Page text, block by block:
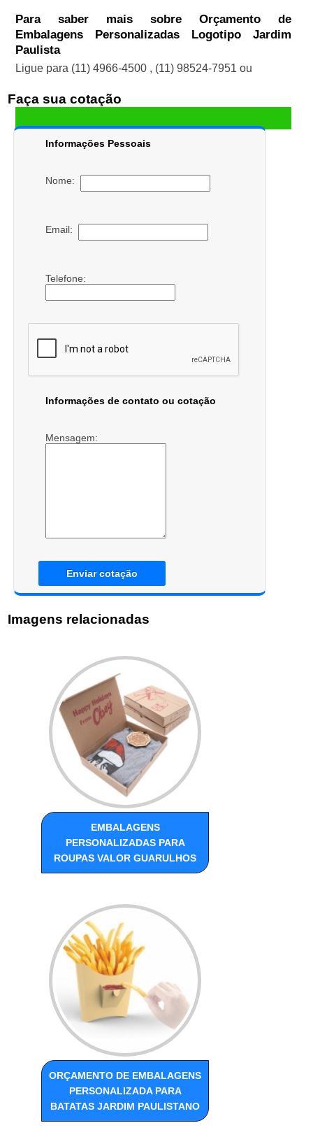
Para saber mais sobre Orçamento de
Embalagens Personalizadas Logotipo Jardim
Paulista
Ligue para (11) 4966-4500 , (11) 98524-7951 ou
Faça sua cotação
Informações Pessoais
Nome:
Email:
Telefone:
Informações de contato ou cotação
Mensagem:
Enviar cotação
Imagens relacionadas
EMBALAGENS
PERSONALIZADAS PARA
ROUPAS VALOR GUARULHOS
ORÇAMENTO DE EMBALAGENS
PERSONALIZADA PARA
BATATAS JARDIM PAULISTANO